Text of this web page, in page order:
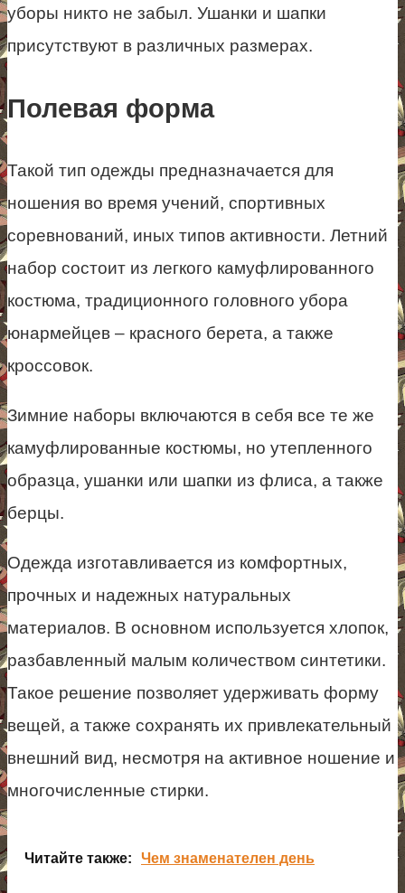
уборы никто не забыл. Ушанки и шапки
присутствуют в различных размерах.
Полевая форма
Такой тип одежды предназначается для
ношения во время учений, спортивных
соревнований, иных типов активности. Летний
набор состоит из легкого камуфлированного
костюма, традиционного головного убора
юнармейцев – красного берета, а также
кроссовок.
Зимние наборы включаются в себя все те же
камуфлированные костюмы, но утепленного
образца, ушанки или шапки из флиса, а также
берцы.
Одежда изготавливается из комфортных,
прочных и надежных натуральных
материалов. В основном используется хлопок,
разбавленный малым количеством синтетики.
Такое решение позволяет удерживать форму
вещей, а также сохранять их привлекательный
внешний вид, несмотря на активное ношение и
многочисленные стирки.
Читайте также: Чем знаменателен день